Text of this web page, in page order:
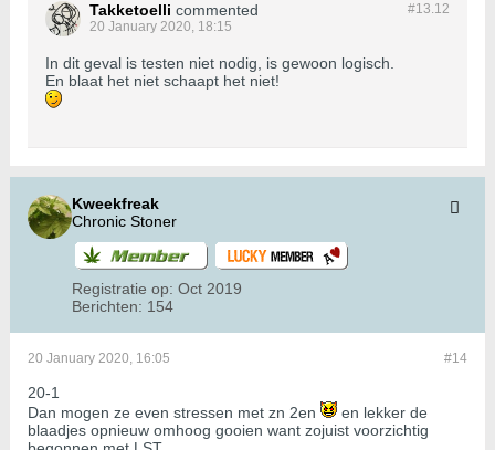
#13.12
Takketoelli commented
20 January 2020, 18:15
In dit geval is testen niet nodig, is gewoon logisch.
En blaat het niet schaapt het niet!
Kweekfreak
Chronic Stoner
Registratie op: Oct 2019
Berichten: 154
#14
20 January 2020, 16:05
20-1
Dan mogen ze even stressen met zn 2en
en lekker de
blaadjes opnieuw omhoog gooien want zojuist voorzichtig